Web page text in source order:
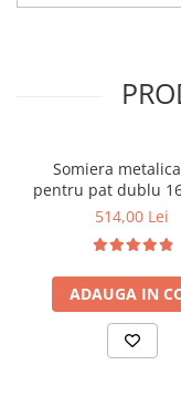
Somiera
pentru pat dublu
6 picioare, 32
saltea ferm,
514,00 Lei
ADAUGA IN